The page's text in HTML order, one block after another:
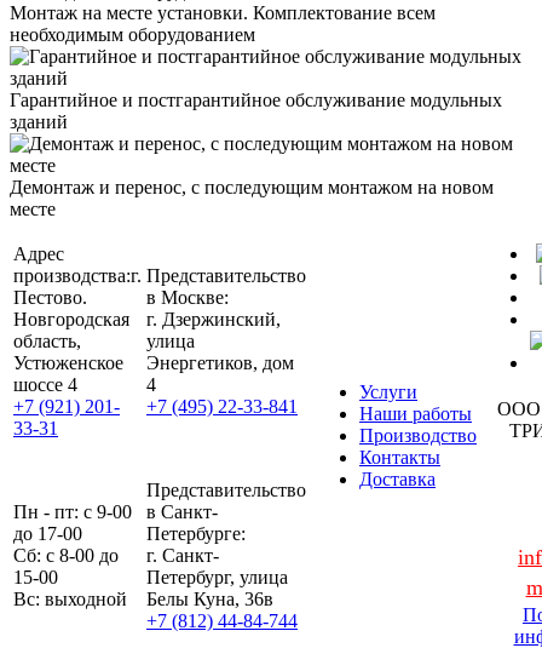
Монтаж на месте установки. Комплектование всем
необходимым оборудованием
Гарантийное и постгарантийное обслуживание модульных
зданий
Демонтаж и перенос, с последующим монтажом на новом
месте
Адрес
производства:г.
Пестово.
Новгородская
область,
Устюженское
шоссе 4
+7 (921) 201-
33-31
Представительство
в Москве:
г. Дзержинский,
улица
Энергетиков, дом
4
+7 (495) 22-33-841
Услуги
Наши работы
Производство
Контакты
Доставка
ООО
Пн - пт: с 9-00
до 17-00
Сб: с 8-00 до
15-00
Вс: выходной
Представительство
в Санкт-
Петербурге:
г. Санкт-
Петербург, улица
Белы Куна, 36в
+7 (812) 44-84-744